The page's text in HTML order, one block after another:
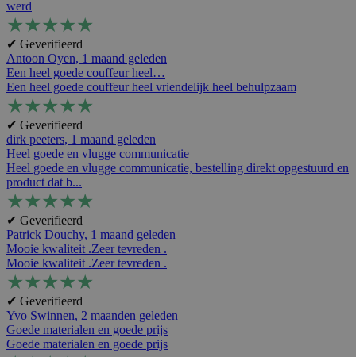
werd
★★★★★
✔ Geverifieerd
Antoon Oyen, 1 maand geleden
Een heel goede couffeur heel…
Een heel goede couffeur heel vriendelijk heel behulpzaam
★★★★★
✔ Geverifieerd
dirk peeters, 1 maand geleden
Heel goede en vlugge communicatie
Heel goede en vlugge communicatie, bestelling direkt opgestuurd en
product dat b...
★★★★★
✔ Geverifieerd
Patrick Douchy, 1 maand geleden
Mooie kwaliteit .Zeer tevreden .
Mooie kwaliteit .Zeer tevreden .
★★★★★
✔ Geverifieerd
Yvo Swinnen, 2 maanden geleden
Goede materialen en goede prijs
Goede materialen en goede prijs